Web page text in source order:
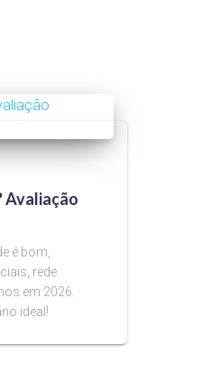
Avaliação
é bom,
rede
em 2026.
ideal!